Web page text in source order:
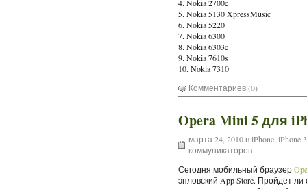
4. Nokia 2700c
5. Nokia 5130 XpressMusic
6. Nokia 5220
7. Nokia 6300
8. Nokia 6303c
9. Nokia 7610s
10. Nokia 7310
Комментариев (0)
Opera Mini 5 для
марта 24, 2010 вiPhone iPhone
коммуникаторов
Сегодня мобильный браузер
эпловский App Store. Пройдет